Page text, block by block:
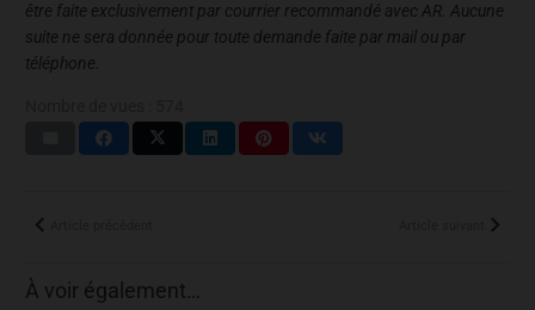
être faite exclusivement par courrier recommandé avec AR. Aucune
suite ne sera donnée pour toute demande faite par mail ou par
téléphone.
À voir également…